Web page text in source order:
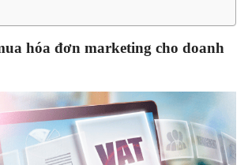
hóa đơn marketing cho doanh